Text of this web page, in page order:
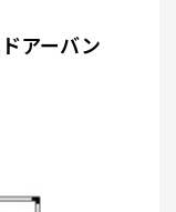
アーバン